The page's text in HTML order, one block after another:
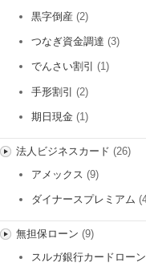
黒字倒産 (2)
つなぎ資金調達 (3)
でんさい割引 (1)
手形割引 (2)
期日現金 (1)
法人ビジネスカード (26)
アメックス (9)
ダイナースプレミアム
無担保ローン (9)
スルガ銀行カードローン